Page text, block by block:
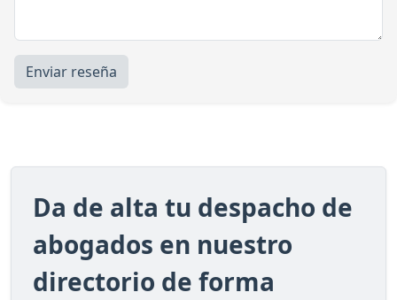
Enviar reseña
Da de alta tu despacho de
abogados en nuestro
directorio de forma